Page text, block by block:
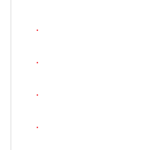
.
.
.
.